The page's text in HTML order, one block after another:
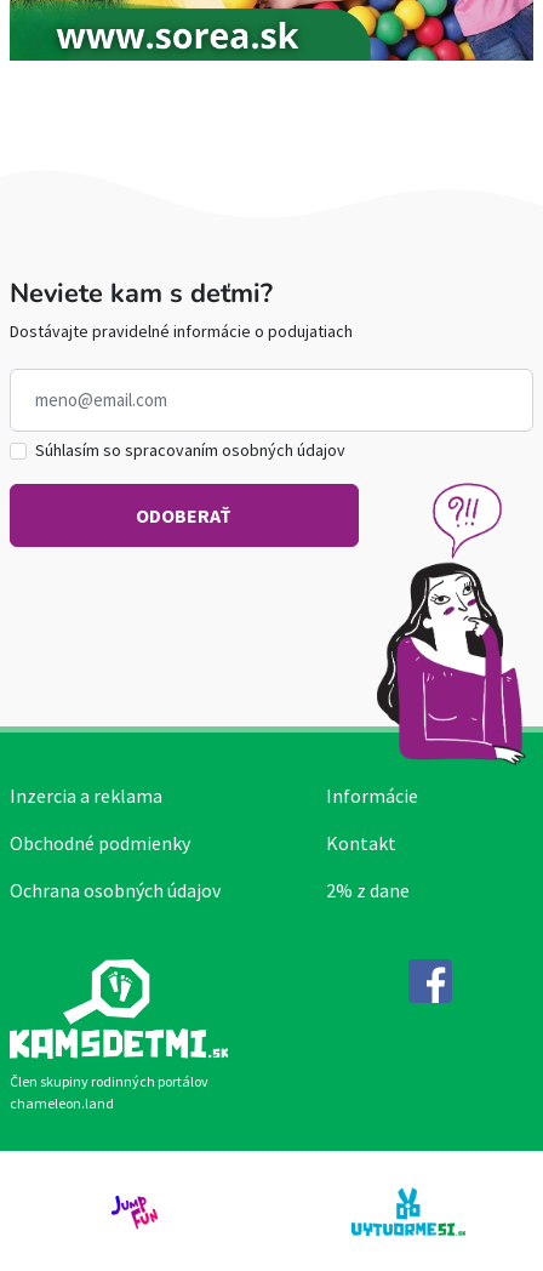
Neviete kam s deťmi?
Dostávajte pravidelné informácie o podujatiach
Súhlasím so spracovaním osobných údajov
Člen skupiny rodinných portálov
chameleon.land
Inzercia a reklama
Obchodné podmienky
Ochrana osobných údajov
Informácie
Kontakt
2% z dane